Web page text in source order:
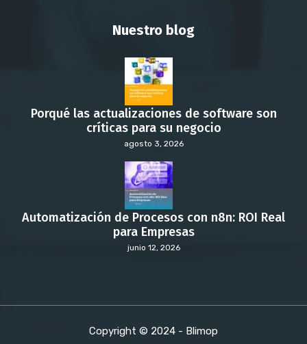
Nuestro blog
Porqué las actualizaciones de software son
críticas para su negocio
agosto 3, 2026
Automatización de Procesos con n8n: ROI Real
para Empresas
junio 12, 2026
Copyright © 2024 - Blimop